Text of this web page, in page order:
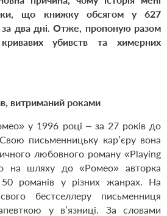
що книжку обсягом у 627
за два дні. Отже, пропоную разом
убивств та химерних
витриманий роками
у 1996 році – за 27 років до
письменницьку кар’єру вона
любовного роману «Playing
на шляху до «Ромео» авторка
романів у різних жанрах. На
бестселлеру письменниця
у в’язниці. За словами